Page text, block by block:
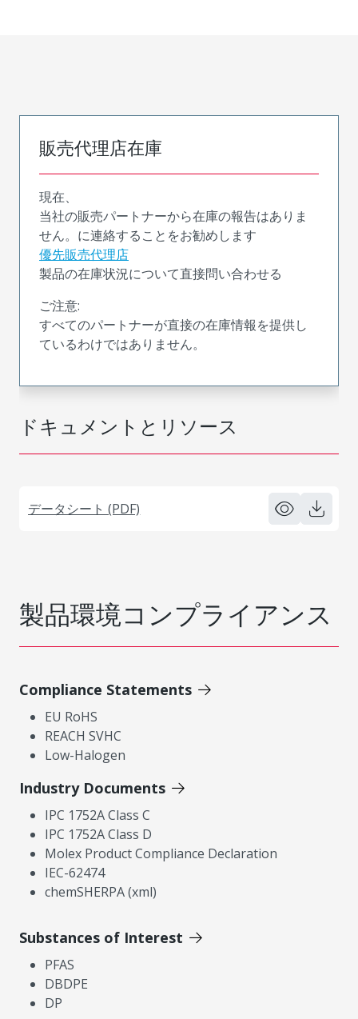
ドキュメントとリソース
データシート (PDF)
販売代理店在庫
現在、
当社の販売パートナーから在庫の報告はありま
せん。に連絡することをお勧めします
優先販売代理店
製品の在庫状況について直接問い合わせる
ご注意:
すべてのパートナーが直接の在庫情報を提供し
ているわけではありません。
製品環境コンプライアンス
Compliance Statements
EU RoHS
REACH SVHC
Low-Halogen
Industry Documents
IPC 1752A Class C
IPC 1752A Class D
Molex Product Compliance Declaration
IEC-62474
chemSHERPA (xml)
Substances of Interest
PFAS
DBDPE
DP